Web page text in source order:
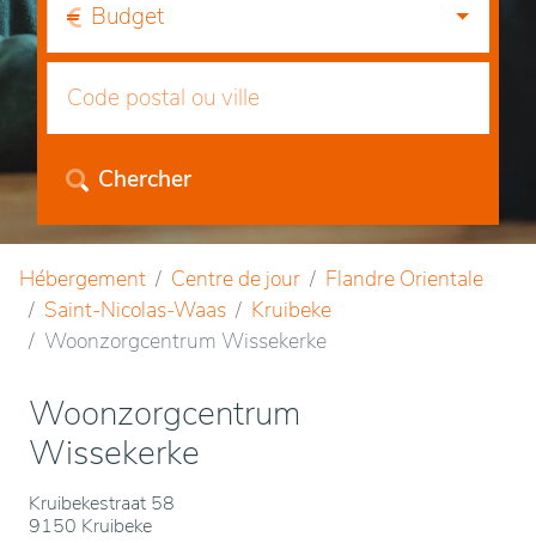
Budget
Chercher
Hébergement Centre de jour
Flandre Orientale
Saint-Nicolas-Waas
Kruibeke
Woonzorgcentrum Wissekerke
Woonzorgcentrum
Wissekerke
Kruibekestraat 58
9150 Kruibeke